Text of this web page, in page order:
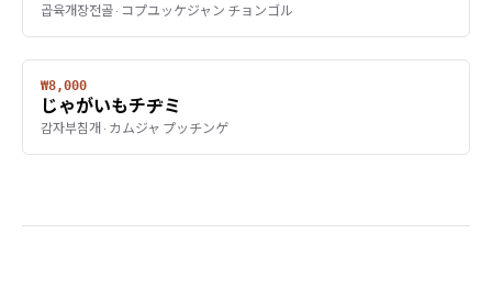
곱육개장전골 · コプユッケジャン チョンゴル
₩8,000
じゃがいもチヂミ
감자부침개 · カムジャ プッチンゲ